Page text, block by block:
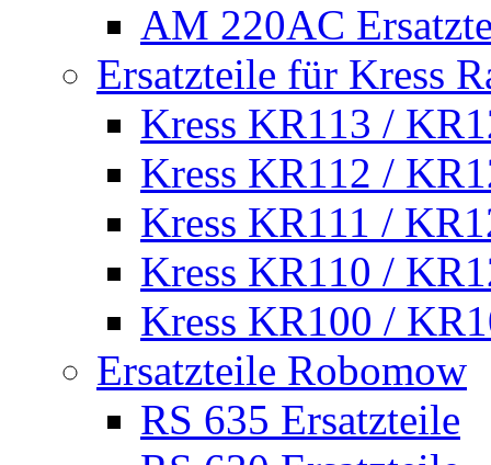
AM 220AC
Ersatzteile für Kress
Kress KR113 /
Kress KR112 /
Kress KR111 /
Kress KR110 /
Kress KR100 /
Ersatzteile Robomow
RS 635 Ersatzteile